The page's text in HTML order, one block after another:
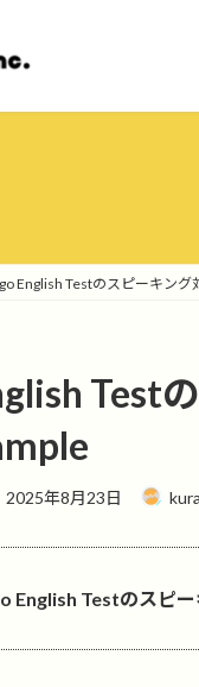
English Testのスピーキング
Test
最
時
2025年8月23日
English Testのスピ